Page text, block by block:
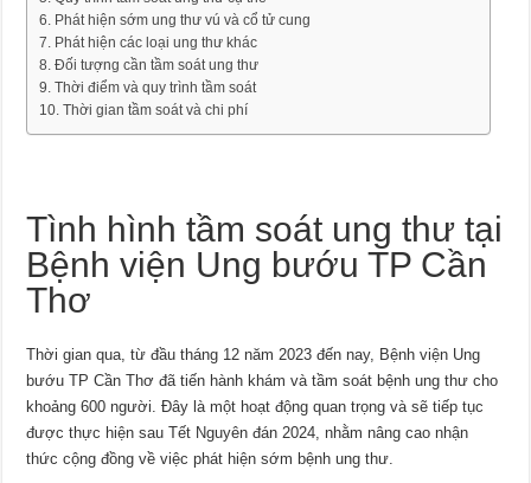
Phát hiện sớm ung thư vú và cổ tử cung
Phát hiện các loại ung thư khác
Đối tượng cần tầm soát ung thư
Thời điểm và quy trình tầm soát
Thời gian tầm soát và chi phí
Tình hình tầm soát ung thư tại
Bệnh viện Ung bướu TP Cần
Thơ
Thời gian qua, từ đầu tháng 12 năm 2023 đến nay, Bệnh viện Ung
bướu TP Cần Thơ đã tiến hành khám và tầm soát bệnh ung thư cho
khoảng 600 người. Đây là một hoạt động quan trọng và sẽ tiếp tục
được thực hiện sau Tết Nguyên đán 2024, nhằm nâng cao nhận
thức cộng đồng về việc phát hiện sớm bệnh ung thư.